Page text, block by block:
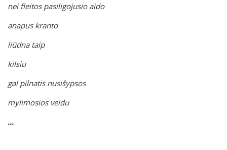
nei fleitos pasiligojusio aido
anapus kranto
liūdna taip
kilsiu
gal pilnatis nusišypsos
mylimosios veidu
...